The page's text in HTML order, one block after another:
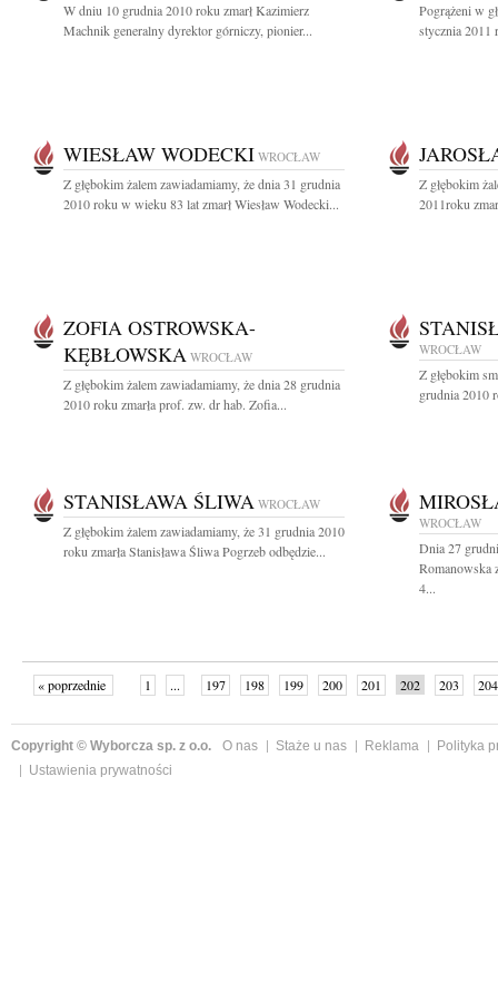
W dniu 10 grudnia 2010 roku zmarł Kazimierz
Machnik generalny dyrektor górniczy, pionier...
Pogrążeni w
stycznia 2011
WIESŁAW WODECKI WROCŁAW
Z głębokim żalem zawiadamiamy, że dnia 31 grudnia
2010 roku w wieku 83 lat zmarł Wiesław Wodecki...
Z głębokim
2011roku
ZOFIA OSTROWSKA-
KĘBŁOWSKA WROCŁAW
Z głębokim żalem zawiadamiamy, że dnia 28 grudnia
2010 roku zmarła prof. zw. dr hab. Zofia...
WROCŁAW
Z głębokim
grudnia 2010
STANISŁAWA ŚLIWA WROCŁAW
Z głębokim żalem zawiadamiamy, że 31 grudnia 2010
roku zmarła Stanisława Śliwa Pogrzeb odbędzie...
WROCŁAW
Dnia 27
Romanowska
4...
« poprzednie 1 ... 197 198 199 200 201 202 203
204
Copyright © Wyborcza sp. z o.o. O nas Staże u nas Reklama
Polityka
Ustawienia prywatności